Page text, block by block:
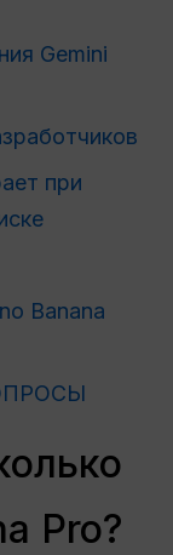
Gemini
при
Banana
Pro?